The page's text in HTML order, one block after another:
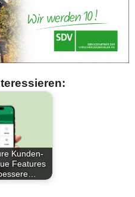
Kunden-
Features